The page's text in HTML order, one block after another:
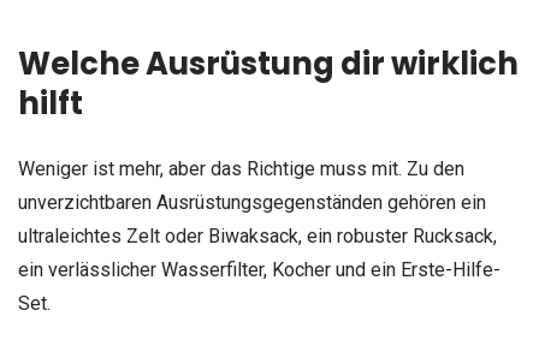
Welche Ausrüstung dir wirklich
hilft
Weniger ist mehr, aber das Richtige muss mit. Zu den
unverzichtbaren Ausrüstungsgegenständen gehören ein
ultraleichtes Zelt oder Biwaksack, ein robuster Rucksack,
ein verlässlicher Wasserfilter, Kocher und ein Erste-Hilfe-
Set.